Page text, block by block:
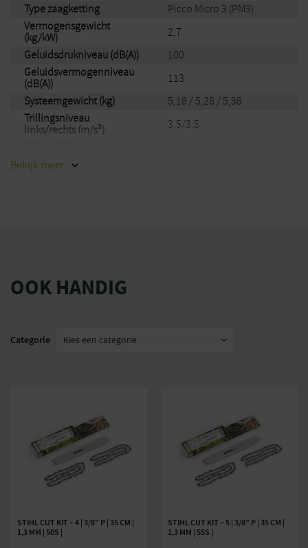
Type zaagketting
Picco Micro 3 (PM3)
Vermogensgewicht
(kg/kW)
2,7
Geluidsdrukniveau (dB(A))
100
Geluidsvermogenniveau
(dB(A))
113
Systeemgewicht (kg)
5,18 / 5,28 / 5,38
Trillingsniveau
links/rechts (m/s²)
3,5/3,5
Merk
Bekijk meer
OOK HANDIG
Categorie
STIHL CUT KIT – 4 | 3/8” P | 35 CM |
1,3 MM | 50S |
STIHL CUT KIT – 5 | 3/8” P | 35 CM |
1,3 MM | 55S |